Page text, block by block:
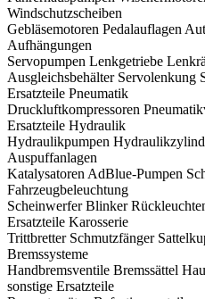
Windschutzscheiben
Gebläsemotoren Pedalauflagen
Aufhängungen
Servopumpen Lenkgetriebe
Ausgleichsbehälter Servolenkung
Ersatzteile Pneumatik
Druckluftkompressoren
Ersatzteile Hydraulik
Hydraulikpumpen
Auspuffanlagen
Katalysatoren AdBlue-Pumpen
Fahrzeugbeleuchtung
Scheinwerfer Blinker
Ersatzteile Karosserie
Trittbretter Schmutzfänger
Bremssysteme
Handbremsventile Bremssättel
sonstige Ersatzteile